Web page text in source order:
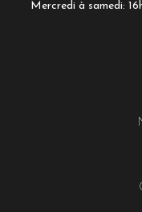
Mercredi à samedi: